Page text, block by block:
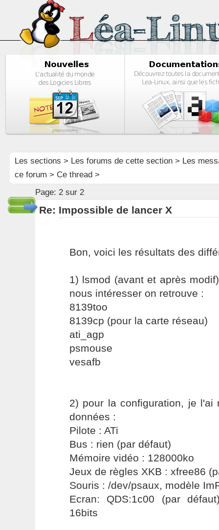
Les sections > Les forums de cette section> Les
ce forum > Ce thread >
Page: 2 sur 2
Re: Impossible de lancer X
Bon, voici les résultats des
1) lsmod (avant et après
nous intéresser on retrouve :
8139too
8139cp (pour la carte réseau)
ati_agp
psmouse
vesafb
2) pour la configuration, je l'ai
données :
Pilote : ATi
Bus : rien (par défaut)
Mémoire vidéo : 128000ko
Jeux de règles XKB : xfree86
Souris : /dev/psaux, modèle
Ecran: QDS:1c00 (par
16bits